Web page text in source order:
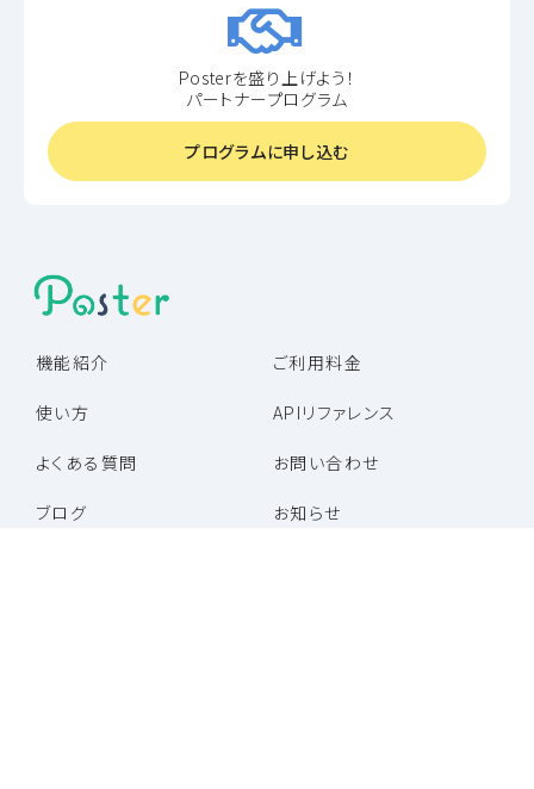
機能紹介
使い方
よくある質問
ブログ
ご利用料金
APIリファレンス
お問い合わせ
お知らせ
Posterを盛り上げよう！
パートナープログラム
プログラムに申し込む